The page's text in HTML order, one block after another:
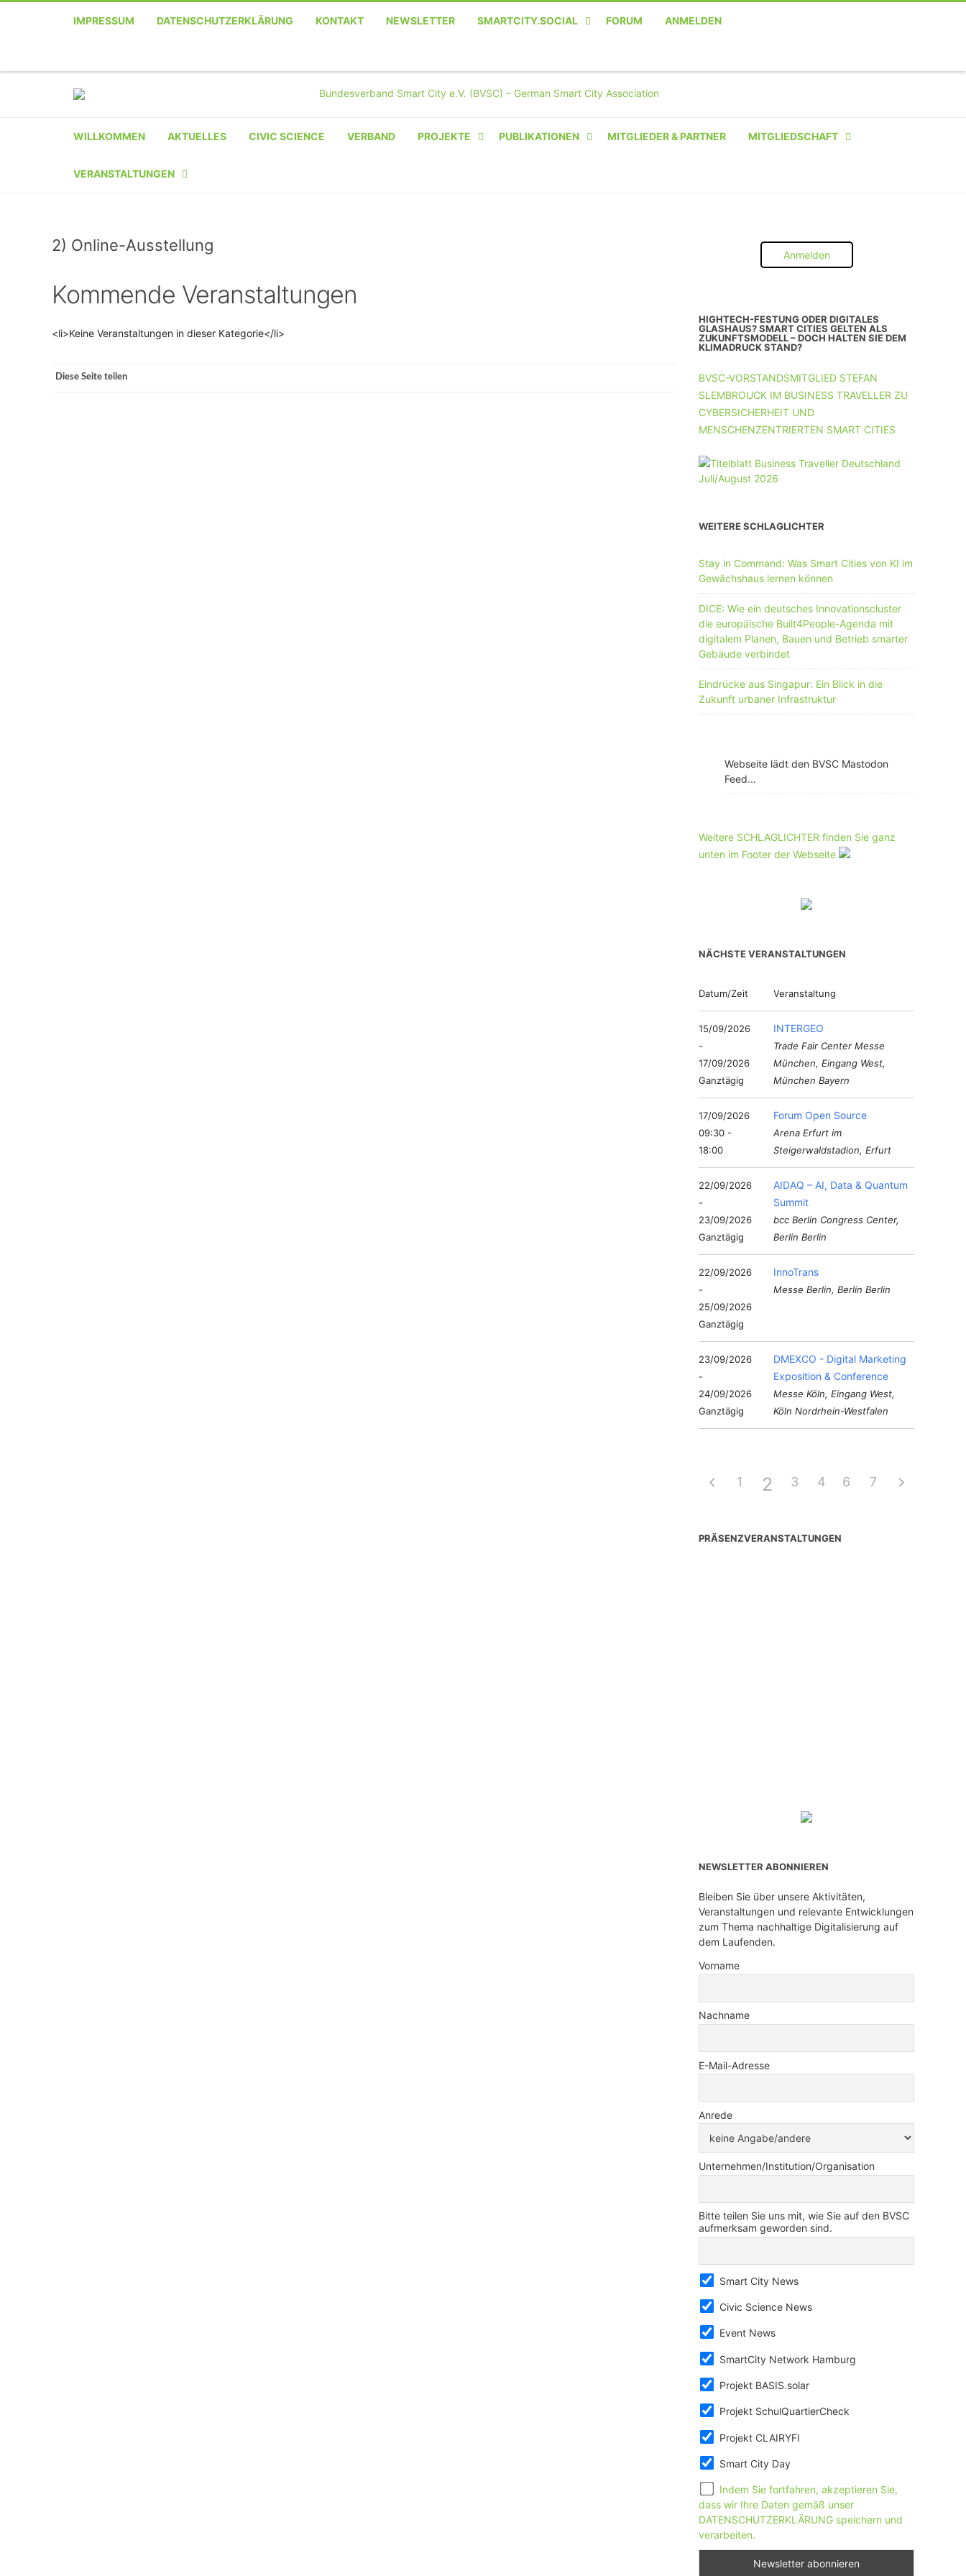
IMPRESSUM DATENSCHUTZERKLÄRUNG KONTAKT NEWSLETTER SMARTCITY.SOCIAL FORUM ANMELDEN
TelefonFacebook
WILLKOMMEN AKTUELLES CIVIC SCIENCE VERBAND PROJEKTE PUBLIKATIONEN MITGLIEDER & PARTNER MITGLIEDSCHAFT
INSTITUTION
UNTERNEHMEN MIT 11-50 MA
VERANSTALTUNGEN
VERANSTALTER-
VERANSTALTUNG
2) Online-Ausstellung
Kommende Veranstaltungen
<li>Keine Veranstaltungen in dieser Kategorie</li>
Diese Seite teilen
Anmelden
HIGHTECH-FESTUNG ODER DIGITALES
GLASHAUS? SMART CITIES GELTEN ALS
ZUKUNFTSMODELL – DOCH HALTEN SIE DEM
KLIMADRUCK STAND?
BVSC-VORSTANDSMITGLIED STEFAN
SLEMBROUCK IM BUSINESS TRAVELLER ZU
CYBERSICHERHEIT UND
MENSCHENZENTRIERTEN SMART CITIES
WEITERE SCHLAGLICHTER
Stay in Command: Was Smart Cities von KI im
Gewächshaus lernen können
DICE: Wie ein deutsches Innovationscluster
die europäische Built4People-Agenda mit
digitalem Planen, Bauen und Betrieb smarter
Gebäude verbindet
Eindrücke aus Singapur: Ein Blick in die
Zukunft urbaner Infrastruktur
Webseite lädt den BVSC Mastodon
Feed...
Weitere SCHLAGLICHTER finden Sie ganz
unten im Footer der Webseite
NÄCHSTE VERANSTALTUNGEN
Datum/Zeit Veranstaltung
15/09/2026
-
17/09/2026
Ganztägig
INTERGEO
Trade Fair Center Messe
München, Eingang West,
München Bayern
17/09/2026
09:30 -
18:00
Forum Open Source
Arena Erfurt im
Steigerwaldstadion, Erfurt
22/09/2026
-
23/09/2026
Ganztägig
AIDAQ – AI, Data & Quantum
Summit
bcc Berlin Congress Center,
Berlin Berlin
22/09/2026
-
25/09/2026
Ganztägig
InnoTrans
Messe Berlin, Berlin Berlin
23/09/2026
-
24/09/2026
Ganztägig
DMEXCO - Digital Marketing
Exposition & Conference
Messe Köln, Eingang West,
Köln Nordrhein-Westfalen
1 2 3 4 5
6 7
PRÄSENZVERANSTALTUNGEN
NEWSLETTER ABONNIEREN
Bleiben Sie über unsere Aktivitäten,
Veranstaltungen und relevante Entwicklungen
zum Thema nachhaltige Digitalisierung auf
dem Laufenden.
Vorname
Nachname
E-Mail-Adresse
Anrede
Unternehmen/Institution/Organisation
Bitte teilen Sie uns mit, wie Sie auf den BVSC
aufmerksam geworden sind.
Smart City News
Civic Science News
Event News
SmartCity Network Hamburg
Projekt BASIS.solar
Projekt SchulQuartierCheck
Projekt CLAIRYFI
Smart City Day
Indem Sie fortfahren, akzeptieren Sie,
dass wir Ihre Daten gemäß unser
DATENSCHUTZERKLÄRUNG speichern und
verarbeiten.